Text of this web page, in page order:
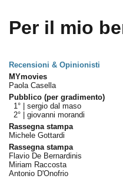
Per il mio
Recensioni & Opinionisti
MYmovies
Paola Casella
Pubblico (per gradimento)
1° | sergio dal maso
2° | giovanni morandi
Rassegna stampa
Michele Gottardi
Rassegna stampa
Flavio De Bernardinis
Miriam Raccosta
Antonio D'Onofrio